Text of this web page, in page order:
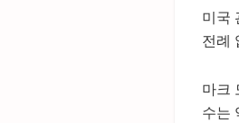
미국
전례
마크
수는